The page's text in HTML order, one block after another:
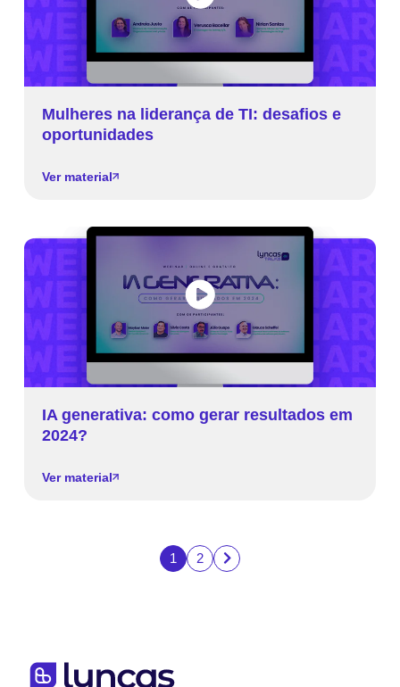
Mulheres na liderança de TI: desafios e
oportunidades
Ver material
IA generativa: como gerar resultados em
2024?
Ver material
1 2